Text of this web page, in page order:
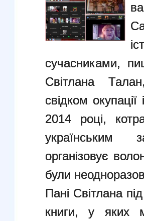
сучасниками,
Світлана
свідком
2014 році,
українським
організовує
були
Пані Світлана
книги, у яких